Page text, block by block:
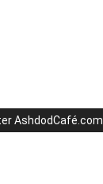
AshdodCafé.com